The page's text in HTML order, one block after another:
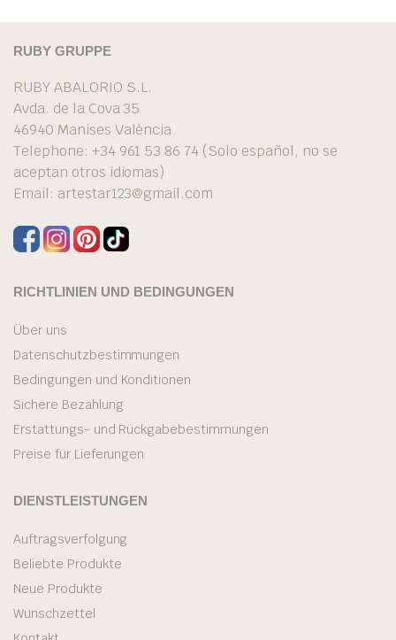
RUBY GRUPPE
RUBY ABALORIO S.L.
Avda. de la Cova 35
46940 Manises València
Telephone: +34 961 53 86 74 (Solo español, no se
aceptan otros idiomas)
Email: artestar123@gmail.com
RICHTLINIEN UND BEDINGUNGEN
Über uns
Datenschutzbestimmungen
Bedingungen und Konditionen
Sichere Bezahlung
Erstattungs- und Rückgabebestimmungen
Preise für Lieferungen
DIENSTLEISTUNGEN
Auftragsverfolgung
Beliebte Produkte
Neue Produkte
Wunschzettel